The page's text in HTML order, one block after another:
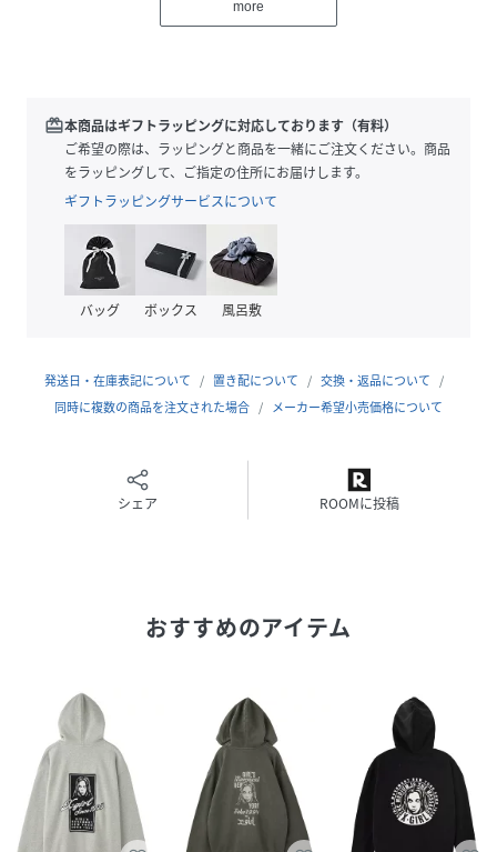
ツイルのロゴパッチごとピグメント染めした、独特な風合い
■素材
定番の裏毛スウェット素材で、デイリーに頼れる快適な着心
秋冬はもちろん、春先までロングシーズン活躍できます。
■スタイリング
デニムと合わせた、メンズライクな定番ストリートスタイル
可能。
一枚で着ても、Tシャツの上から羽織ってもサマになる、着ま
・透け感:なし
・伸縮性:あり
経年変化が楽しめる商品です。
（105261011004）PIGMENT DYED FACE AND LOGO
SQUARE PATCH L/S TEE
（105261012014）PIGMENT DYED FACE AND LOGO
SQUARE PATCH ZIP UP SWEAT HOODIE
（105261031005）PIGMENT DYED FACE AND LOGO
SQUARE PATCH SWEATPANTS
more
redeem本商品はギフトラッピングに対応しております（有料）
ご希望の際は、ラッピングと商品を一緒にご注文ください。商品
をラッピングして、ご指定の住所にお届けします。
ギフトラッピングサービスについて
バッグ ボックス 風呂敷
発送日・在庫表記について 置き配について
交換・返品について
同時に複数の商品を注文された場合
メーカー希望小売価格について
シェア ROOMに投稿
おすすめのアイテム